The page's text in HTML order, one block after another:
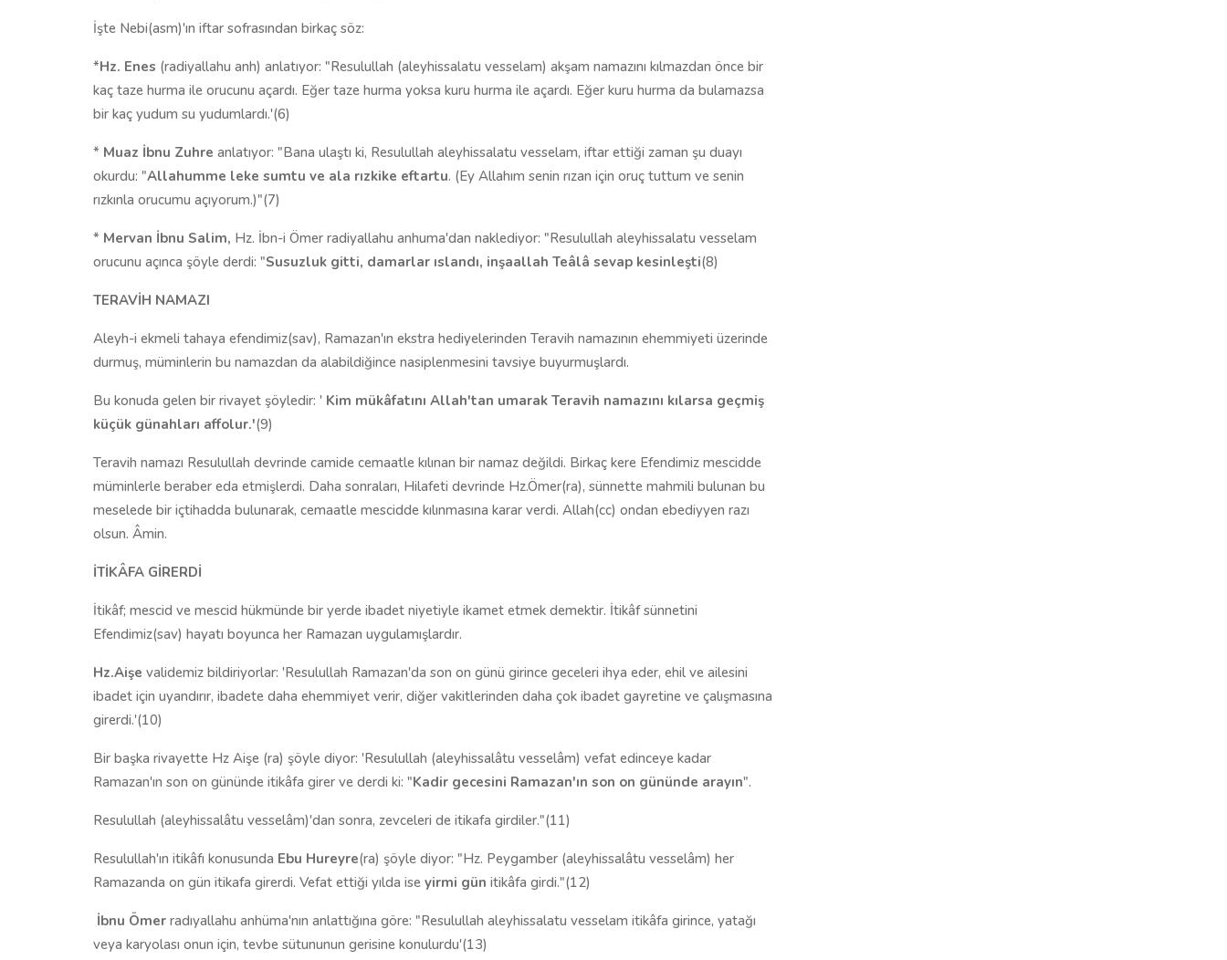
İşte Nebi(asm)'ın iftar sofrasından birkaç söz:
*Hz. Enes (radiyallahu anh) anlatıyor: "Resulullah (aleyhissalatu vesselam) akşam namazını kılmazdan önce bir
kaç taze hurma ile orucunu açardı. Eğer taze hurma yoksa kuru hurma ile açardı. Eğer kuru hurma da bulamazsa
bir kaç yudum su yudumlardı.'(6)
* Muaz İbnu Zuhre anlatıyor: "Bana ulaştı ki, Resulullah aleyhissalatu vesselam, iftar ettiği zaman şu duayı
okurdu: "Allahumme leke sumtu ve ala rızkike eftartu. (Ey Allahım senin rızan için oruç tuttum ve senin
rızkınla orucumu açıyorum.)"(7)
* Mervan İbnu Salim, Hz. İbn-i Ömer radiyallahu anhuma'dan naklediyor: "Resulullah aleyhissalatu vesselam
orucunu açınca şöyle derdi: "Susuzluk gitti, damarlar ıslandı, inşaallah Teâlâ sevap kesinleşti(8)
TERAVİH NAMAZI
Aleyh-i ekmeli tahaya efendimiz(sav), Ramazan'ın ekstra hediyelerinden Teravih namazının ehemmiyeti üzerinde
durmuş, müminlerin bu namazdan da alabildiğince nasiplenmesini tavsiye buyurmuşlardı.
Bu konuda gelen bir rivayet şöyledir: ' Kim mükâfatını Allah'tan umarak Teravih namazını kılarsa geçmiş
küçük günahları affolur.'(9)
Teravih namazı Resulullah devrinde camide cemaatle kılınan bir namaz değildi. Birkaç kere Efendimiz mescidde
müminlerle beraber eda etmişlerdi. Daha sonraları, Hilafeti devrinde Hz.Ömer(ra), sünnette mahmili bulunan bu
meselede bir içtihadda bulunarak, cemaatle mescidde kılınmasına karar verdi. Allah(cc) ondan ebediyyen razı
olsun. Âmin.
İTİKÂFA GİRERDİ
İtikâf; mescid ve mescid hükmünde bir yerde ibadet niyetiyle ikamet etmek demektir. İtikâf sünnetini
Efendimiz(sav) hayatı boyunca her Ramazan uygulamışlardır.
Hz.Aişe validemiz bildiriyorlar: 'Resulullah Ramazan'da son on günü girince geceleri ihya eder, ehil ve ailesini
ibadet için uyandırır, ibadete daha ehemmiyet verir, diğer vakitlerinden daha çok ibadet gayretine ve çalışmasına
girerdi.'(10)
Bir başka rivayette Hz Aişe (ra) şöyle diyor: 'Resulullah (aleyhissalâtu vesselâm) vefat edinceye kadar
Ramazan'ın son on gününde itikâfa girer ve derdi ki: "Kadir gecesini Ramazan'ın son on gününde arayın".
Resulullah (aleyhissalâtu vesselâm)'dan sonra, zevceleri de itikafa girdiler."(11)
Resulullah'ın itikâfı konusunda Ebu Hureyre(ra) şöyle diyor: "Hz. Peygamber (aleyhissalâtu vesselâm) her
Ramazanda on gün itikafa girerdi. Vefat ettiği yılda ise yirmi gün itikâfa girdi."(12)
İbnu Ömer radıyallahu anhüma'nın anlattığına göre: "Resulullah aleyhissalatu vesselam itikâfa girince, yatağı
veya karyolası onun için, tevbe sütununun gerisine konulurdu'(13)